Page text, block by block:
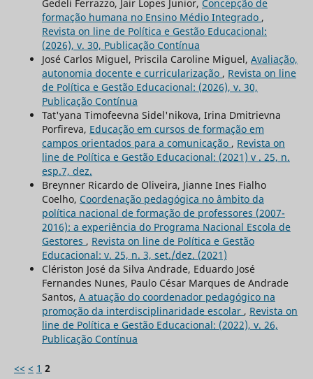
Gedeli Ferrazzo, Jair Lopes Junior, Concepção de
formação humana no Ensino Médio Integrado ,
Revista on line de Política e Gestão Educacional:
(2026), v. 30, Publicação Contínua
José Carlos Miguel, Priscila Caroline Miguel, Avaliação,
autonomia docente e curricularização , Revista on line
de Política e Gestão Educacional: (2026), v. 30,
Publicação Contínua
Tat'yana Timofeevna Sidel'nikova, Irina Dmitrievna
Porfireva, Educação em cursos de formação em
campos orientados para a comunicação , Revista on
line de Política e Gestão Educacional: (2021) v . 25, n.
esp.7, dez.
Breynner Ricardo de Oliveira, Jianne Ines Fialho
Coelho, Coordenação pedagógica no âmbito da
política nacional de formação de professores (2007-
2016): a experiência do Programa Nacional Escola de
Gestores , Revista on line de Política e Gestão
Educacional: v. 25, n. 3, set./dez. (2021)
Clériston José da Silva Andrade, Eduardo José
Fernandes Nunes, Paulo César Marques de Andrade
Santos, A atuação do coordenador pedagógico na
promoção da interdisciplinaridade escolar , Revista on
line de Política e Gestão Educacional: (2022), v. 26,
Publicação Contínua
<< < 1 2